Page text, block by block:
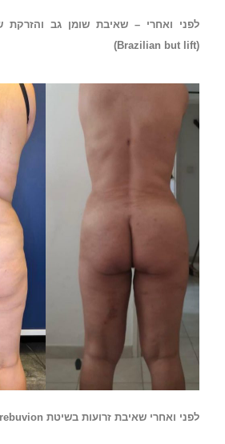
(Brazilian but lift)‏
לפני ואחרי שאיבת זרועות בשיטת rebuvion